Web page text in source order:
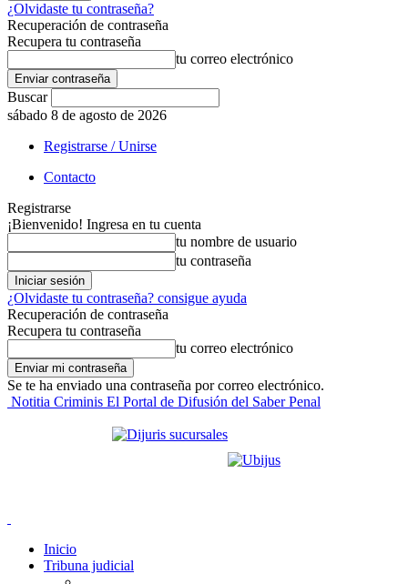
¿Olvidaste tu contraseña?
Recuperación de contraseña
Recupera tu contraseña
tu correo electrónico
Buscar
sábado 8 de agosto de 2026
Registrarse / Unirse
Contacto
Registrarse
¡Bienvenido! Ingresa en tu cuenta
tu nombre de usuario
tu contraseña
¿Olvidaste tu contraseña? consigue ayuda
Recuperación de contraseña
Recupera tu contraseña
tu correo electrónico
Se te ha enviado una contraseña por correo electrónico.
Notitia Criminis El Portal de Difusión del Saber Penal
Inicio
Tribuna judicial